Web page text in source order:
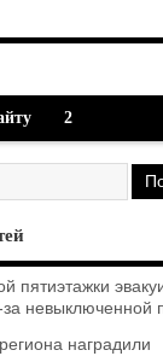
2
пятиэтажки
за невыключенной
наградили